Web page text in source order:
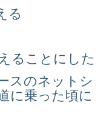
る
ることにした
スのネットシ
に乗った頃に